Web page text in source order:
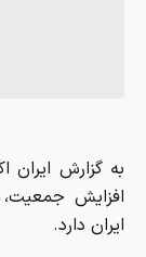
به گزارش ایران
افزایش
ایران دارد.